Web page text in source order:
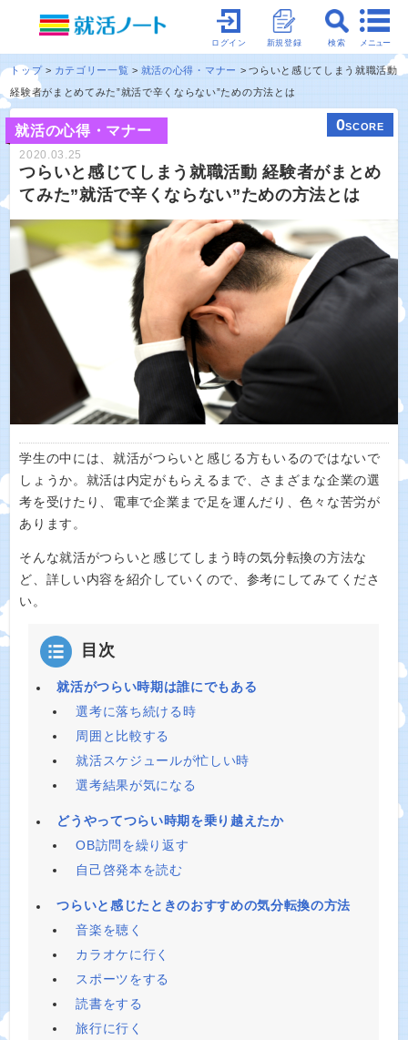
メニュー
検索
新規登録
ログイン
トップ カテゴリー一覧 就活の心得・マナー
つらいと感じてしまう就職活動
経験者がまとめてみた”就活で辛くならない”ための方法とは
就活の心得・マナー 0SCORE
2020.03.25
つらいと感じてしまう就職活動 経験者がまとめ
てみた”就活で辛くならない”ための方法とは
学生の中には、就活がつらいと感じる方もいるのではないで
しょうか。就活は内定がもらえるまで、さまざまな企業の選
考を受けたり、電車で企業まで足を運んだり、色々な苦労が
あります。
そんな就活がつらいと感じてしまう時の気分転換の方法な
ど、詳しい内容を紹介していくので、参考にしてみてくださ
い。
目次
就活がつらい時期は誰にでもある
選考に落ち続ける時
周囲と比較する
就活スケジュールが忙しい時
選考結果が気になる
どうやってつらい時期を乗り越えたか
OB訪問を繰り返す
自己啓発本を読む
つらいと感じたときのおすすめの気分転換の方法
音楽を聴く
カラオケに行く
スポーツをする
読書をする
旅行に行く